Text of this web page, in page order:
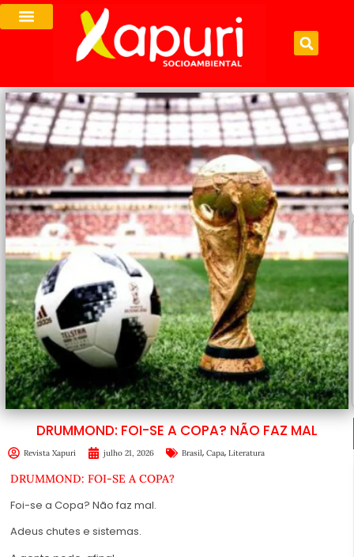
DRUMMOND: FOI-SE A COPA? NÃO FAZ MAL
Revista Xapuri julho 21, 2026 Brasil, Capa, Literatura
DRUMMOND: FOI-SE A COPA?
Foi-se a Copa? Não faz mal.
Adeus chutes e sistemas.